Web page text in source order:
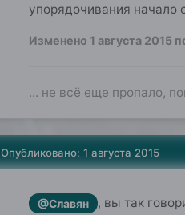
упорядочивания начало
Изменено 1 августа 2015
... не всё еще пропало,
Опубликовано: 1 августа 2015
@Славян , вы так